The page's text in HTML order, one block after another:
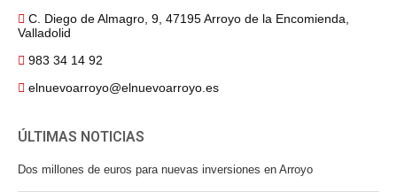
C. Diego de Almagro, 9, 47195 Arroyo de la Encomienda,
Valladolid
983 34 14 92
elnuevoarroyo@elnuevoarroyo.es
ÚLTIMAS NOTICIAS
Dos millones de euros para nuevas inversiones en Arroyo